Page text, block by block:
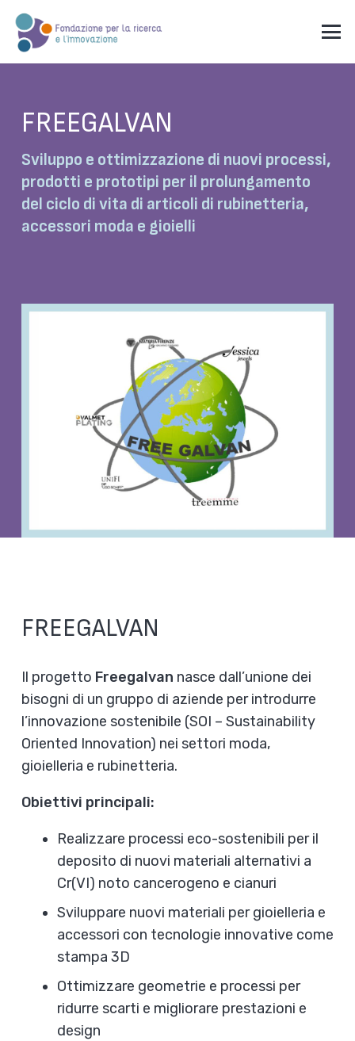
FREEGALVAN
Sviluppo e ottimizzazione di nuovi processi,
prodotti e prototipi per il prolungamento
del ciclo di vita di articoli di rubinetteria,
accessori moda e gioielli
FREEGALVAN
Il progetto Freegalvan nasce dall’unione dei
bisogni di un gruppo di aziende per introdurre
l’innovazione sostenibile (SOI – Sustainability
Oriented Innovation) nei settori moda,
gioielleria e rubinetteria.
Obiettivi principali:
Realizzare processi eco-sostenibili per il
deposito di nuovi materiali alternativi a
Cr(VI) noto cancerogeno e cianuri
Sviluppare nuovi materiali per gioielleria e
accessori con tecnologie innovative come
stampa 3D
Ottimizzare geometrie e processi per
ridurre scarti e migliorare prestazioni e
design